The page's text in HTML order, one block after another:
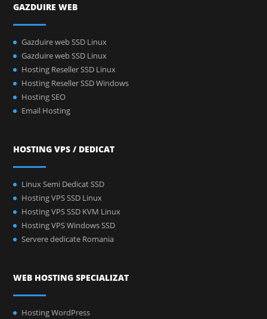
GAZDUIRE WEB
Gazduire web SSD Linux
Gazduire web SSD Linux
Hosting Reseller SSD Linux
Hosting Reseller SSD Windows
Hosting SEO
Email Hosting
HOSTING VPS / DEDICAT
Linux Semi Dedicat SSD
Hosting VPS SSD Linux
Hosting VPS SSD KVM Linux
Hosting VPS Windows SSD
Servere dedicate Romania
WEB HOSTING SPECIALIZAT
Hosting WordPress